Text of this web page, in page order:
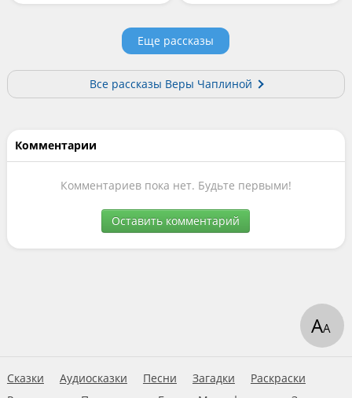
Еще рассказы
Все рассказы Веры Чаплиной
Комментарии
Комментариев пока нет. Будьте первыми!
Оставить комментарий
Сказки Аудиосказки Песни Загадки
Раскраски
АА